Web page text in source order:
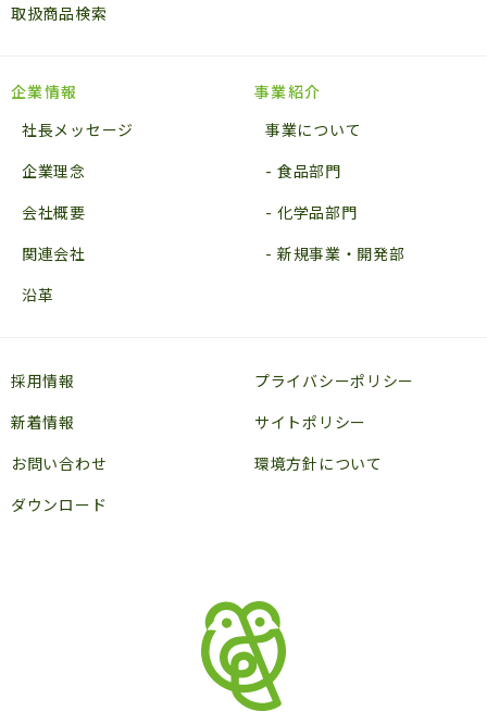
取扱商品検索
企業情報
社長メッセージ
企業理念
会社概要
関連会社
沿革
事業紹介
事業について
食品部門
化学品部門
新規事業・開発部
採用情報
新着情報
お問い合わせ
ダウンロード
プライバシーポリシー
サイトポリシー
環境方針について